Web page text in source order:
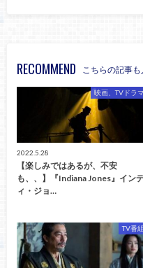
RECOMMEND こちらの記事も
映画、TVドラマ
2022.5.28
【楽しみではあるが、不安
も、、】『Indiana Jones』イン
ィ・ジョ…
TV番組